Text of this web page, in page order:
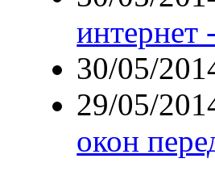
интернет
30/05/
29/05/
окон